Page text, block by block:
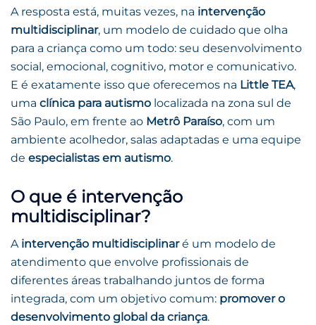
A resposta está, muitas vezes, na intervenção
multidisciplinar, um modelo de cuidado que olha
para a criança como um todo: seu desenvolvimento
social, emocional, cognitivo, motor e comunicativo.
E é exatamente isso que oferecemos na Little TEA,
uma clínica para autismo localizada na zona sul de
São Paulo, em frente ao Metrô Paraíso, com um
ambiente acolhedor, salas adaptadas e uma equipe
de especialistas em autismo.
O que é intervenção
multidisciplinar?
A intervenção multidisciplinaré um modelo de
atendimento que envolve profissionais de
diferentes áreas trabalhando juntos de forma
integrada, com um objetivo comum: promover o
desenvolvimento global da criança.